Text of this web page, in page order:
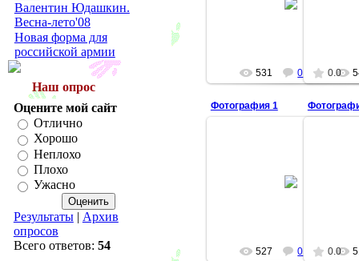
Валентин Юдашкин.
Весна-лето'08
Новая форма для
российской армии
Наш опрос
Оцените мой сайт
Отлично
Хорошо
Неплохо
Плохо
Ужасно
Результаты| Архив
опросов
Всего ответов: 54
531 0 0.0
Фотография 1
527 0 0.0